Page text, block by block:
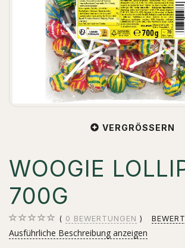
VERGRÖSSERN
WOOGIE
700G
0 BEWERTUNGEN
Ausführliche Beschreibung anzeigen